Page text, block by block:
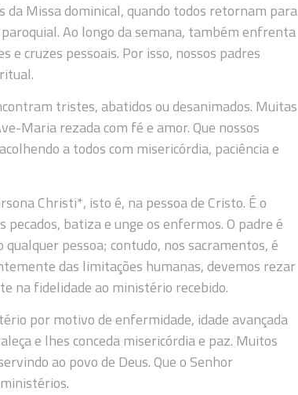
da Missa dominical, quando todos retornam para
Ao longo da semana, também enfrenta
e cruzes pessoais. Por isso, nossos padres
tristes, abatidos ou desanimados. Muitas
Maria rezada com fé e amor. Que nossos
a todos com misericórdia, paciência e
Christi*, isto é, na pessoa de Cristo. É o
batiza e unge os enfermos. O padre é
pessoa; contudo, nos sacramentos, é
das limitações humanas, devemos rezar
na fidelidade ao ministério recebido.
por motivo de enfermidade, idade avançada
e lhes conceda misericórdia e paz. Muitos
ao povo de Deus. Que o Senhor